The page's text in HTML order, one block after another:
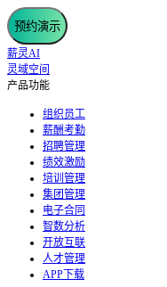
预约演示
薪灵AI
灵域空间
产品功能
组织员工
薪酬考勤
招聘管理
绩效激励
培训管理
集团管理
电子合同
智数分析
开放互联
人才管理
APP下载